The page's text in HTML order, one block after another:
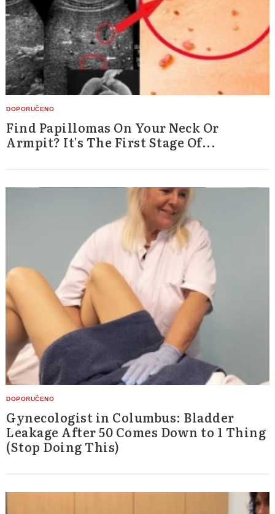
Find Papillomas On Your Neck Or
Armpit? It's The First Stage Of...
Gynecologist in Columbus: Bladder
Leakage After 50 Comes Down to 1 Thing
(Stop Doing This)